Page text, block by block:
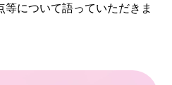
について語っていただきま